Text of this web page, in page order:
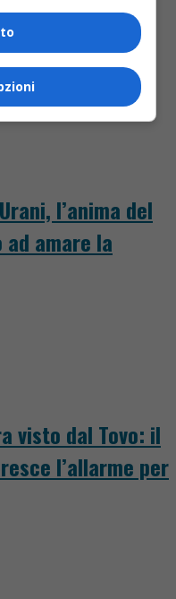
Valsessera: il
la montagna
l’anima del
amare la
visto dal Tovo: il
l’allarme per